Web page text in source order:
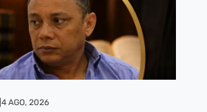
4 AGO, 2026